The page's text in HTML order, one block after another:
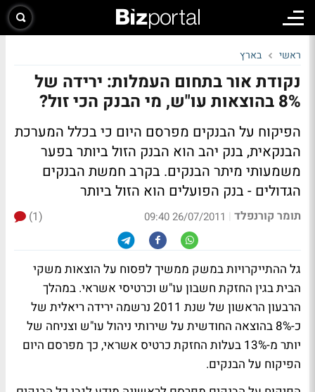
ראשי בארץ
נקודת אור בתחום העמלות: ירידה של
8% בהוצאות עו"ש, מי הבנק הכי זול?
הפיקוח על הבנקים מפרסם היום כי בכלל המערכת
הבנקאית, בנק יהב הוא הבנק הזול ביותר בפער
משמעותי מיתר הבנקים. בקרב חמשת הבנקים
הגדולים - בנק הפועלים הוא הזול ביותר
תומר קורנפלד |
26/07/2011 09:40
(1)
גל ההתייקרויות במשק ממשיך לפסוח על הוצאות משקי
הבית בגין החזקת חשבון עו"ש וכרטיסי אשראי. במהלך
הרבעון הראשון של שנת 2011 נרשמה ירידה ריאלית של
כ-8% בהוצאה החודשית על שירותי ניהול עו"ש וצניחה של
יותר מ-13% בעלות החזקת כרטיס אשראי, כך מפרסם היום
הפיקוח על הבנקים.